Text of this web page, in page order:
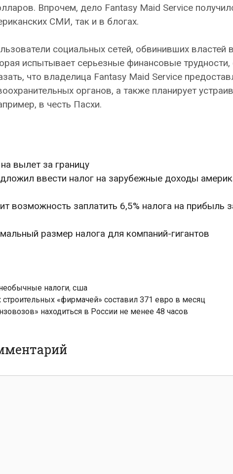
Впрочем, дело Fantasy Maid Service
СМИ, так и в блогах.
социальных сетей, обвинивших властей
испытывает серьезные финансовые трудности,
что владелица Fantasy Maid Service
органов, а также планирует
в честь Пасхи.
вылет за границу
ввести налог на зарубежные доходы
возможность заплатить 6,5% налога на прибыль
размер налога для компаний-гигантов
налоги, сша
«фирмачей» составил 371 евро в месяц
находиться в России не менее 48 часов